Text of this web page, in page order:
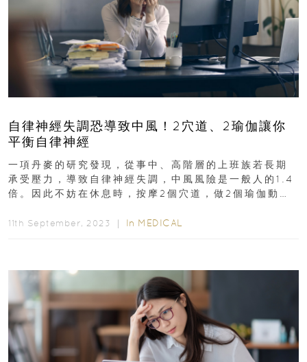
自律神經失調恐導致中風！2穴道、2瑜伽讓你
平衡自律神經
一項丹麥的研究發現，從事中、高階層的上班族若長期
承受壓力，導致自律神經失調，中風風險是一般人的1.4
倍。因此不妨在休息時，按摩2個穴道，做2個瑜伽動
11th September, 2023 ｜ In MEDICAL